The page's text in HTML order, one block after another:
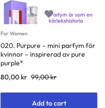
For Women
020. Purpure – mini parfym för
kvinnor – inspirerad av pure
purple*
80,00kr 99,00kr
Add to cart